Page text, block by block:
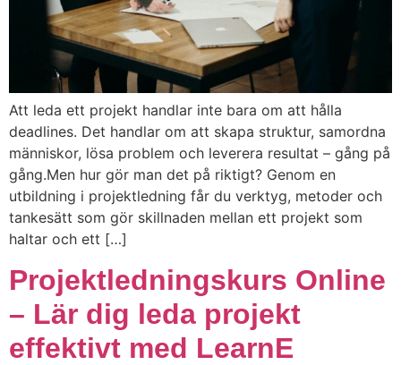
Att leda ett projekt handlar inte bara om att hålla
deadlines. Det handlar om att skapa struktur, samordna
människor, lösa problem och leverera resultat – gång på
gång.Men hur gör man det på riktigt? Genom en
utbildning i projektledning får du verktyg, metoder och
tankesätt som gör skillnaden mellan ett projekt som
haltar och ett […]
Projektledningskurs Online
– Lär dig leda projekt
effektivt med LearnE